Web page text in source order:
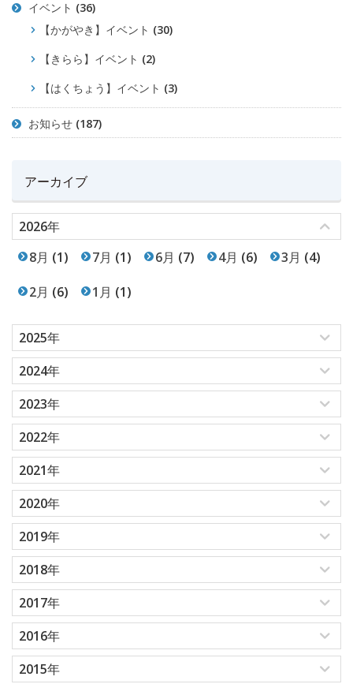
イベント (36)
【かがやき】イベント (30)
【きらら】イベント (2)
【はくちょう】イベント (3)
お知らせ (187)
アーカイブ
2026年
8月 (1) 7月 (1) 6月 (7) 4月 (6) 3月 (4)
2月 (6) 1月 (1)
2025年
2024年
2023年
2022年
2021年
2020年
2019年
2018年
2017年
2016年
2015年